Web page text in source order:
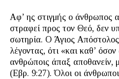
Αφ’ ης στιγμής ο άνθρωπος
στραφεί προς τον Θεό, δεν
σωτηρία. Ο Άγιος
λέγοντας, ότι «και καθ’ όσον
ανθρώποις άπαξ αποθανείν,
(Εβρ. 9:27). Όλοι οι